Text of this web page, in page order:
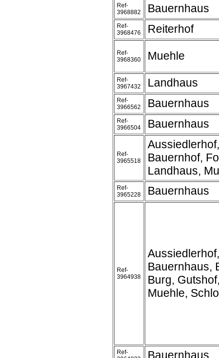
Ref-
3968882
Bauernhaus
Ref-
3968476
Reiterhof
Ref-
3968360
Muehle
Ref-
3967432
Landhaus
Ref-
3966562
Bauernhaus
Ref-
3966504
Bauernhaus
Ref-
3965518
Bauernhof,
Landhaus,
Ref-
3965228
Bauernhaus
Ref-
3964938
Bauernhaus,
Burg,
Muehle,
Ref-
Bauernhaus